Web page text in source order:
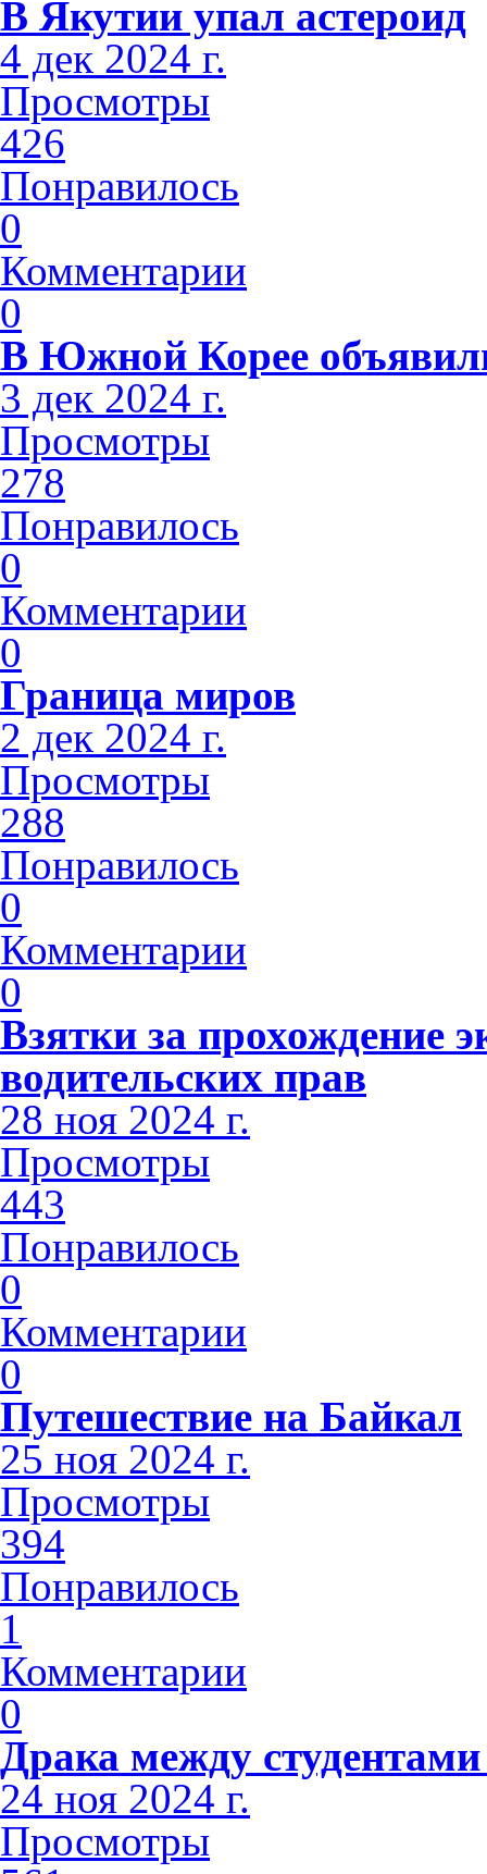
В Якутии упал астероид
4 дек 2024 г.
Просмотры
426
Понравилось
0
Комментарии
0
В Южной Корее
3 дек 2024 г.
Просмотры
278
Понравилось
0
Комментарии
0
Граница миров
2 дек 2024 г.
Просмотры
288
Понравилось
0
Комментарии
0
Взятки за прохождение
водительских прав
28 ноя 2024 г.
Просмотры
443
Понравилось
0
Комментарии
0
Путешествие на Байкал
25 ноя 2024 г.
Просмотры
394
Понравилось
1
Комментарии
0
Драка между
24 ноя 2024 г.
Просмотры